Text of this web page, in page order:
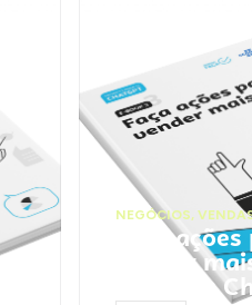
NEGÓCIOS,
Faça
vender
Prompts